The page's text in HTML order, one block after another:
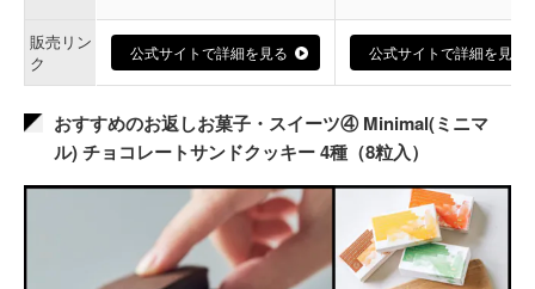
販売リン
ク
公式サイトで詳細を見る 公式サイトで詳細を見る
おすすめのお返しお菓子・スイーツ④ Minimal(ミニマ
ル) チョコレートサンドクッキー 4種（8粒入）